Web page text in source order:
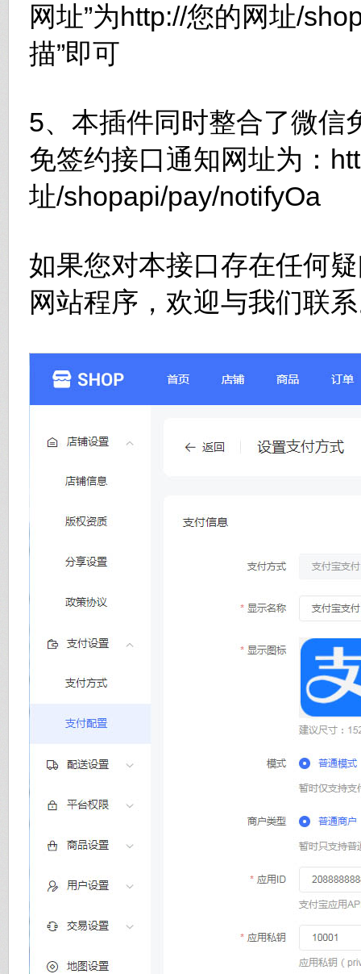
网址”为http://您的网址/
描”即可
5、本插件同时整合了微信
免签约接口通知网址为：
址/shopapi/pay/notifyOa
如果您对本接口存在任何
网站程序，欢迎与我们联